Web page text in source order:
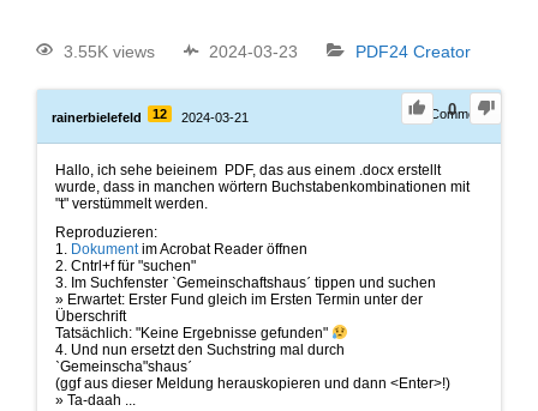
3.55K views 2024-03-23 PDF24 Creator
0
rainerbielefeld 12 2024-03-21 1 Comment
Hallo, ich sehe beieinem PDF, das aus einem .docx erstellt
wurde, dass in manchen wörtern Buchstabenkombinationen mit
"t" verstümmelt werden.
Reproduzieren:
1. Dokumentim Acrobat Reader öffnen
2. Cntrl+f für "suchen"
3. Im Suchfenster ˋGemeinschaftshausˊ tippen und suchen
» Erwartet: Erster Fund gleich im Ersten Termin unter der
Überschrift
Tatsächlich: "Keine Ergebnisse gefunden"
4. Und nun ersetzt den Suchstring mal durch
ˋGemeinscha"shausˊ
(ggf aus dieser Meldung herauskopieren und dann <Enter>!)
» Ta-daah ...